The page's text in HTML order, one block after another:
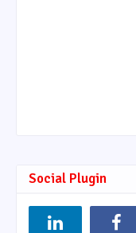
Social Plugin